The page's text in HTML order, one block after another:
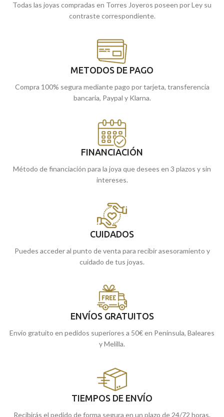
Todas las joyas compradas en Torres Joyeros poseen por Ley su
contraste correspondiente.
METODOS DE PAGO
Compra 100% segura mediante pago por tarjeta, transferencia
bancaria, Paypal y Klarna.
FINANCIACIÓN
Método de financiación para la joya que desees en 3 plazos y sin
intereses.
CUIDADOS
Puedes acceder al punto de venta para recibir asesoramiento y
cuidado de tus joyas.
ENVÍOS GRATUITOS
Envío gratuito en pedidos superiores a 50€ en Península, Baleares
y Melilla.
TIEMPOS DE ENVÍO
Recibirás el pedido de forma segura en un plazo de 24/72 horas.